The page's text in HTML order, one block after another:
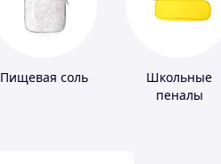
Пищевая соль
Школьные
пеналы